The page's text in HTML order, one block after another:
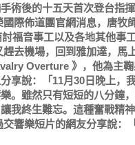
術後的十五天首次登台指
際佈道團官網消息，唐
福音事工以及各地其他事
去機場，回到雅加達，
Overture 》，他為主
享說：「11月30日晚上，
。雖然只有短短的八分鐘
我終生難忘。這種奮戰精
響樂短片的網友分享說